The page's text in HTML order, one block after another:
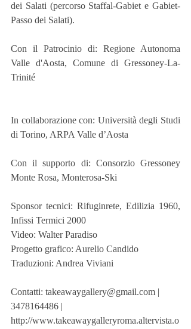
dei Salati (percorso Staffal-Gabiet e Gabiet-
Passo dei Salati).
Con il Patrocinio di: Regione Autonoma
Valle d'Aosta, Comune di Gressoney-La-
Trinité
In collaborazione con: Università degli Studi
di Torino, ARPA Valle d’Aosta
Con il supporto di: Consorzio Gressoney
Monte Rosa, Monterosa-Ski
Sponsor tecnici: Rifuginrete, Edilizia 1960,
Infissi Termici 2000
Video: Walter Paradiso
Progetto grafico: Aurelio Candido
Traduzioni: Andrea Viviani
Contatti: takeawaygallery@gmail.com |
3478164486 |
http://www.takeawaygalleryroma.altervista.o